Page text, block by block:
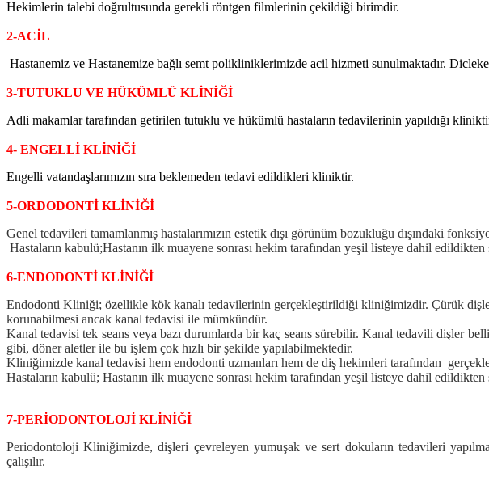
Hekimlerin talebi doğrultusunda gerekli röntgen filmlerinin çekildiği birimdir.
2-ACİL
Hastanemiz ve Hastanemize bağlı semt polikliniklerimizde acil hizmeti sunulmaktadır.
3-TUTUKLU VE HÜKÜMLÜ KLİNİĞİ
Adli makamlar tarafından getirilen tutuklu ve hükümlü hastaların tedavilerinin yapıldığı
4- ENGELLİ KLİNİĞİ
Engelli vatandaşlarımızın sıra beklemeden tedavi edildikleri kliniktir.
5-ORDODONTİ KLİNİĞİ
Genel tedavileri tamamlanmış hastalarımızın estetik dışı görünüm bozukluğu dışındaki
Hastaların kabulü;Hastanın ilk muayene sonrası hekim tarafından yeşil listeye dahil
6-ENDODONTİ KLİNİĞİ
Endodonti Kliniği; özellikle kök kanalı tedavilerinin gerçekleştirildiği kliniğimizdir. Çürük
korunabilmesi ancak kanal tedavisi ile mümkündür.
Kanal tedavisi tek seans veya bazı durumlarda bir kaç seans sürebilir. Kanal tedavili dişler
gibi, döner aletler ile bu işlem çok hızlı bir şekilde yapılabilmektedir.
Kliniğimizde kanal tedavisi hem endodonti uzmanları hem de diş hekimleri tarafından
Hastaların kabulü; Hastanın ilk muayene sonrası hekim tarafından yeşil listeye dahil
7-PERİODONTOLOJİ KLİNİĞİ
Periodontoloji Kliniğimizde, dişleri çevreleyen yumuşak ve sert dokuların tedavileri
çalışılır.